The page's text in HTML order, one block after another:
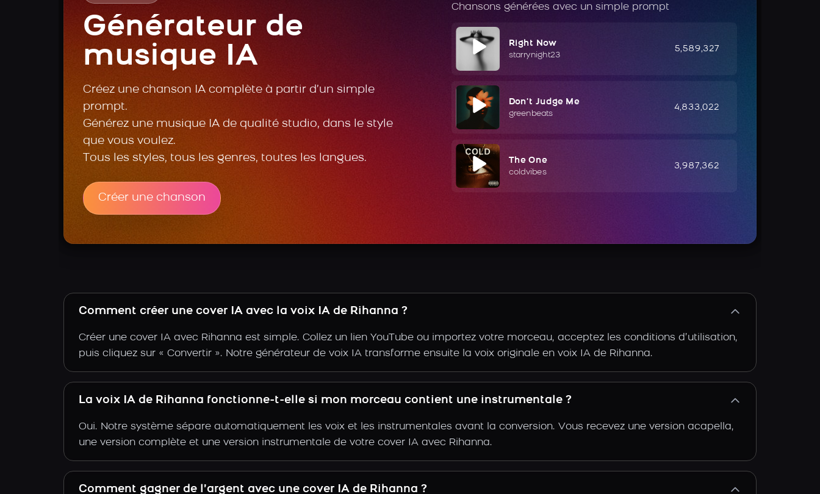
Générateur de
musique IA
Créez une chanson IA complète à partir d’un simple
prompt.
Générez une musique IA de qualité studio, dans le style
que vous voulez.
Tous les styles, tous les genres, toutes les langues.
Créer une chanson
Chansons générées avec un simple prompt
Right Now
starrynight23
5,589,327
Don't Judge Me
greenbeats
4,833,022
The One
coldvibes
3,987,362
Comment créer une cover IA avec la voix IA de Rihanna ?
Créer une cover IA avec Rihanna est simple. Collez un lien YouTube ou importez votre morceau, acceptez les conditions d’utilisation,
puis cliquez sur « Convertir ». Notre générateur de voix IA transforme ensuite la voix originale en voix IA de Rihanna.
La voix IA de Rihanna fonctionne-t-elle si mon morceau contient une instrumentale ?
Oui. Notre système sépare automatiquement les voix et les instrumentales avant la conversion. Vous recevez une version acapella,
une version complète et une version instrumentale de votre cover IA avec Rihanna.
Comment gagner de l’argent avec une cover IA de Rihanna ?